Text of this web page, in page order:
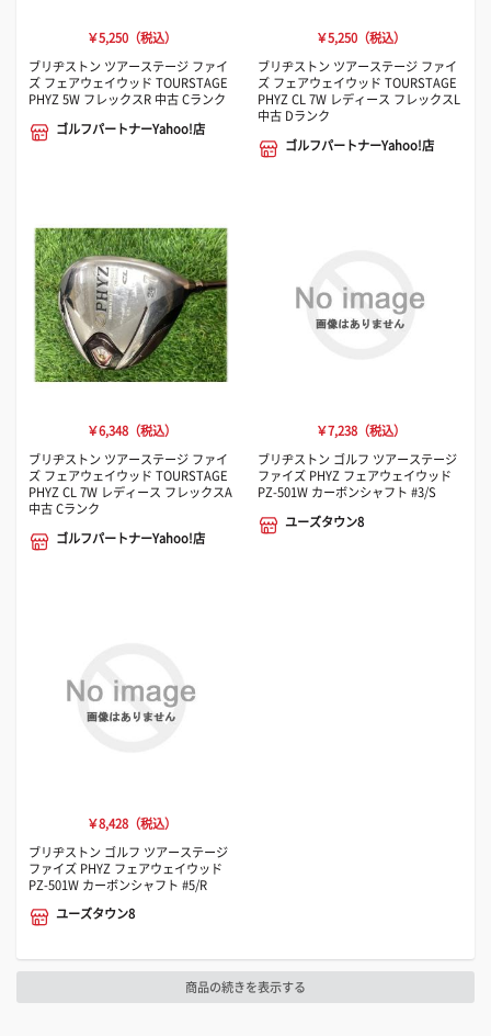
￥5,250（税込）
ブリヂストン ツアーステージ ファイ
ズ フェアウェイウッド TOURSTAGE
PHYZ 5W フレックスR 中古 Cランク
ゴルフパートナーYahoo!店
￥5,250（税込）
ブリヂストン ツアーステージ ファイ
ズ フェアウェイウッド TOURSTAGE
PHYZ CL 7W レディース フレックスL
中古 Dランク
ゴルフパートナーYahoo!店
￥6,348（税込）
ブリヂストン ツアーステージ ファイ
ズ フェアウェイウッド TOURSTAGE
PHYZ CL 7W レディース フレックスA
中古 Cランク
ゴルフパートナーYahoo!店
￥7,238（税込）
ブリヂストン ゴルフ ツアーステージ
ファイズ PHYZ フェアウェイウッド
PZ-501W カーボンシャフト #3/S
ユーズタウン8
￥8,428（税込）
ブリヂストン ゴルフ ツアーステージ
ファイズ PHYZ フェアウェイウッド
PZ-501W カーボンシャフト #5/R
ユーズタウン8
商品の続きを表示する